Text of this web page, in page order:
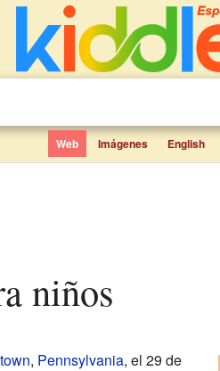
Web Imágenes English
niños
, Pennsylvania, el 29 de